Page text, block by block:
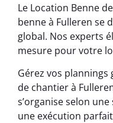
Le Location Benne
benne à Fulleren se
global. Nos experts
mesure pour votre
Gérez vos
de chantier à
s’organise selon
une exécution